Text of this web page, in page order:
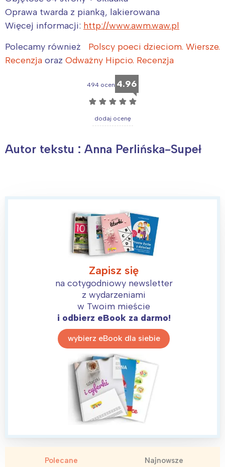
Oprawa twarda z pianką, lakierowana
Więcej informacji: http://www.awm.waw.pl
Polecamy również Polscy poeci dzieciom. Wiersze.
Recenzja oraz Odważny Hipcio. Recenzja
494 ocen 4.96
☆ ☆ ☆ ☆ ☆
dodaj ocenę
Autor tekstu : Anna Perlińska-Supeł
Zapisz się
na cotygodniowy newsletter
z wydarzeniami
w Twoim mieście
i odbierz eBook za darmo!
wybierz eBook dla siebie
Polecane Najnowsze
Interesują mnie wydarzenia z
Trójmiasto
Wrocław
Kraków
Południe
Północ
Wszystkie
Wybieram